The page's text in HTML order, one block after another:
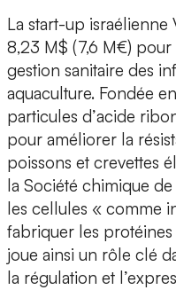
La start-up israélienne
8,23 M$ (7,6 M€)
gestion sanitaire des
aquaculture. Fondée
particules d’acide
pour améliorer la
poissons et crevettes
la Société chimique de
les cellules « comme
fabriquer les
joue ainsi un rôle clé
la régulation et